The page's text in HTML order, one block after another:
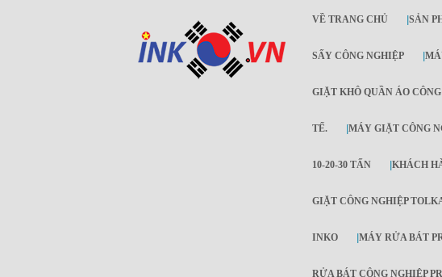
VỀ TRANG CHỦ |SẢN
SẤY CÔNG NGHIỆP |
GIẶT KHÔ QUẦN ÁO
TẾ. |MÁY GIẶT CÔNG
10-20-30 TẤN |KHÁCH
GIẶT CÔNG NGHIỆP
INKO |MÁY RỬA BÁT
RỬA BÁT CÔNG NGHIỆP